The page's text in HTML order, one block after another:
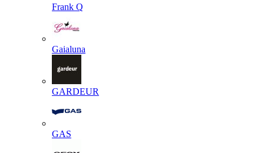
Frank Q
Gaialuna
GARDEUR
GAS